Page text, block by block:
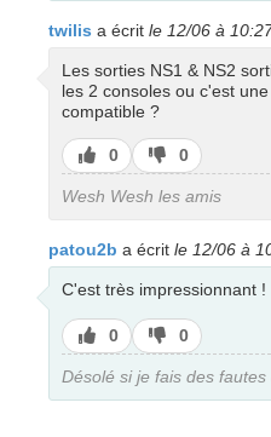
twilis a écrit le 12/06 à
Les sorties NS1 & NS2
les 2 consoles ou c'est
compatible ?
J’aime
0
J’aime
pas
0
Wesh Wesh les amis
patou2b a écrit le 12/06 à
C'est très impressionnant !
J’aime
0
J’aime
pas
0
Désolé si je fais des fautes